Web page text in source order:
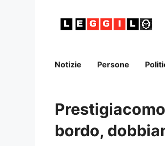
Notizie Persone
bordo,